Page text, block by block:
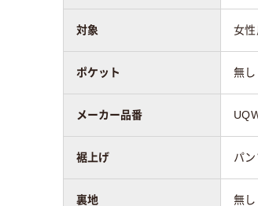
対象 女性
ポケット 無し
メーカー品番
裾上げ パ
裏地 無し